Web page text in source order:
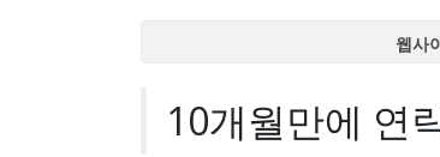
웹사
웹사
10개월만에 연